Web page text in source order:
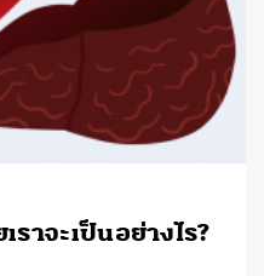
าจะเป็นอย่างไร?